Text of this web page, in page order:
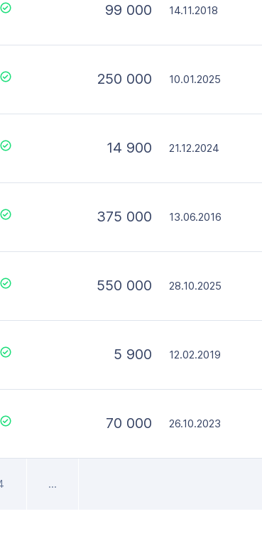
99 000 14.11.2018
250 000 10.01.2025
14 900 21.12.2024
375 000 13.06.2016
550 000 28.10.2025
5 900 12.02.2019
70 000 26.10.2023
...